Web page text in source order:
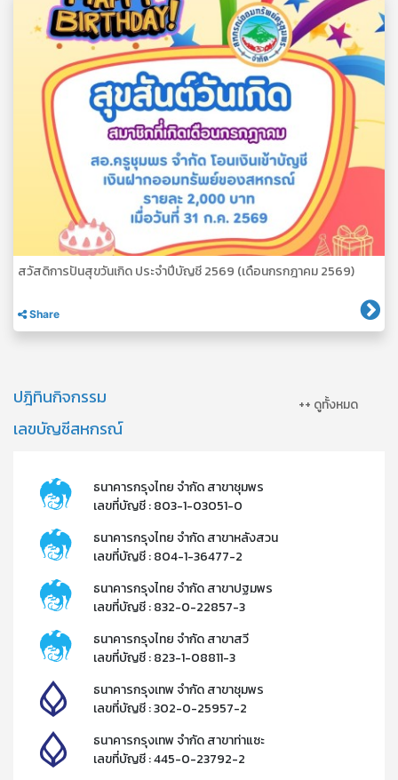
สวัสดิการปันสุขวันเกิด ประจำปีบัญชี 2569 (เดือนกรกฎาคม 2569)
Share
ปฎิทินกิจกรรม ++ ดูทั้งหมด
เลขบัญชีสหกรณ์
ธนาคารกรุงไทย จำกัด สาขาชุมพร
เลขที่บัญชี : 803-1-03051-0
ธนาคารกรุงไทย จำกัด สาขาหลังสวน
เลขที่บัญชี : 804-1-36477-2​
ธนาคารกรุงไทย จำกัด สาขาปฐมพร
เลขที่บัญชี : 832-0-22857-3​
ธนาคารกรุงไทย จำกัด สาขาสวี
เลขที่บัญชี : 823-1-08811-3​
ธนาคารกรุงเทพ จำกัด สาขาชุมพร
เลขที่บัญชี : 302-0-25957-2​
ธนาคารกรุงเทพ จำกัด สาขาท่าแซะ
เลขที่บัญชี : 445-0-23792-2​